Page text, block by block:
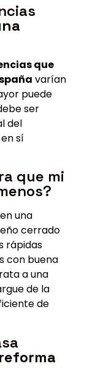
que
varían
puede
ser
del
sí
que mi
una
cerrado
rápidas
con buena
a una
de la
de
reforma